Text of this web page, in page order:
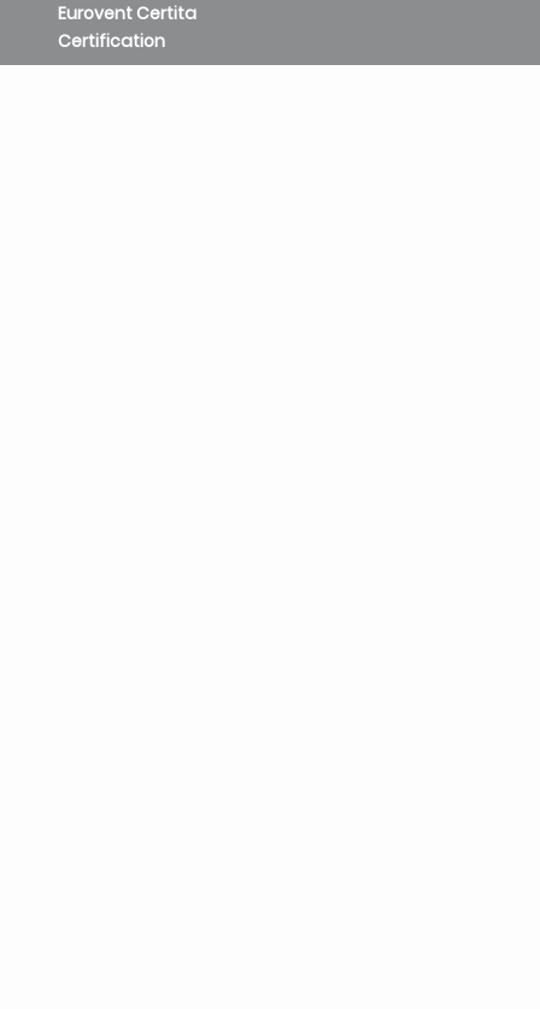
Eurovent Certita
Certification